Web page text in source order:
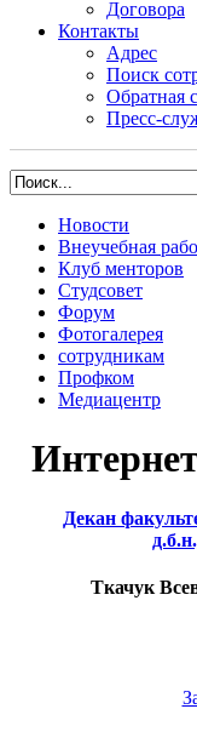
Договора
Контакты
Адрес
Поиск
Обратная
Пресс-
Новости
Внеучебная
Клуб менторов
Студсовет
Форум
Фотогалерея
сотрудникам
Профком
Медиацентр
Декан
Ткачук